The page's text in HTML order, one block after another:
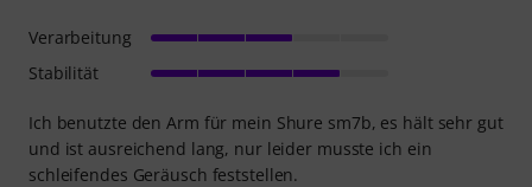
Ich benutzte den Arm für mein Shure sm7b, es hält sehr gut
und ist ausreichend lang, nur leider musste ich ein
schleifendes Geräusch feststellen.
Verarbeitung
Stabilität